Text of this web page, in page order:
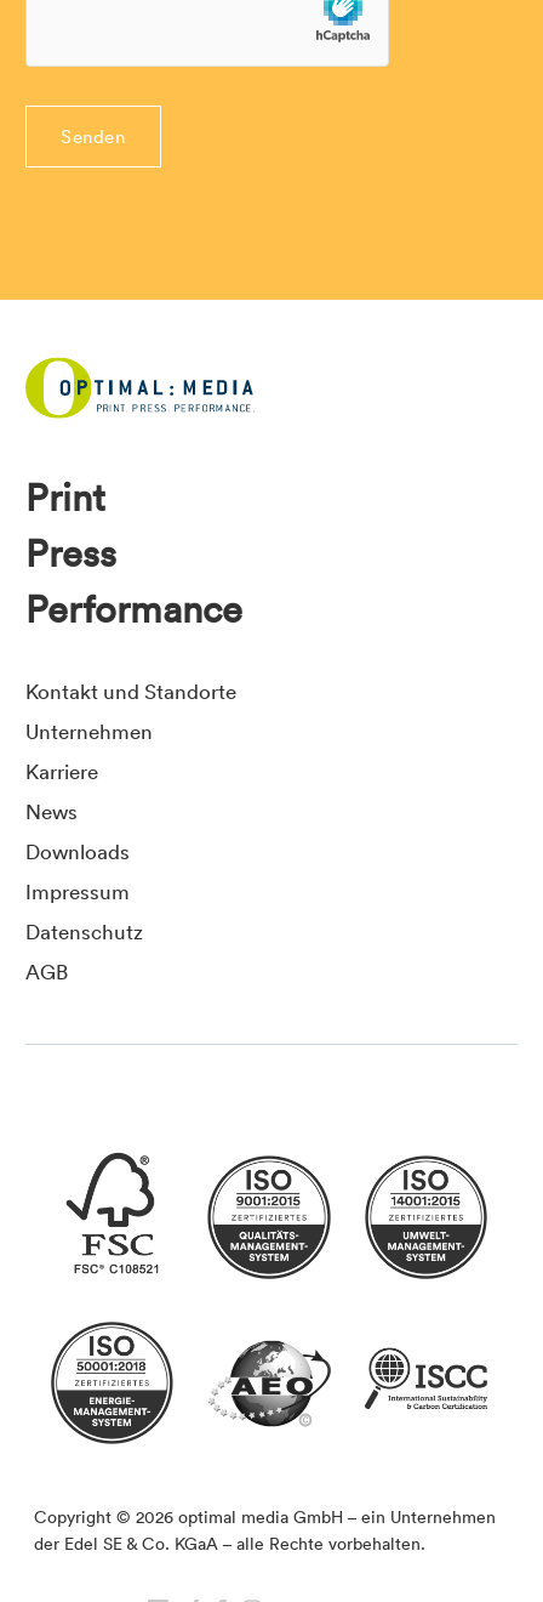
Print
Press
Performance
Kontakt und Standorte
Unternehmen
Karriere
News
Downloads
Impressum
Datenschutz
AGB
Copyright © 2026 optimal media GmbH – ein Unternehmen
der Edel SE & Co. KGaA – alle Rechte vorbehalten.